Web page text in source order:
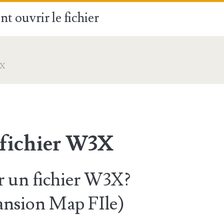
ouvrir le fichier
W3X
fichier W3X?
Map FIle)